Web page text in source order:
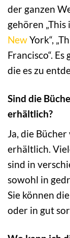
der ganzen
gehören „This
NewYork“,
Francisco“.
die es zu
Sind die
erhältlich?
Ja, die
erhältlich.
sind in
sowohl in
Sie können
oder in gut